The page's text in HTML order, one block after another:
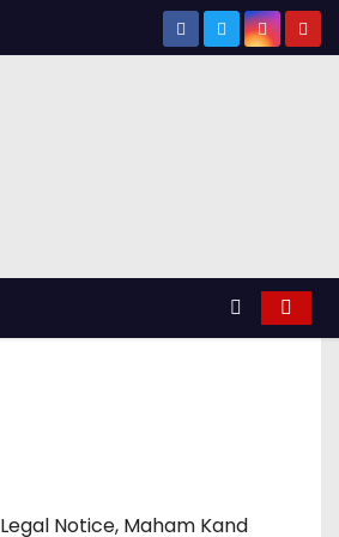
Legal Notice, Maham Kand